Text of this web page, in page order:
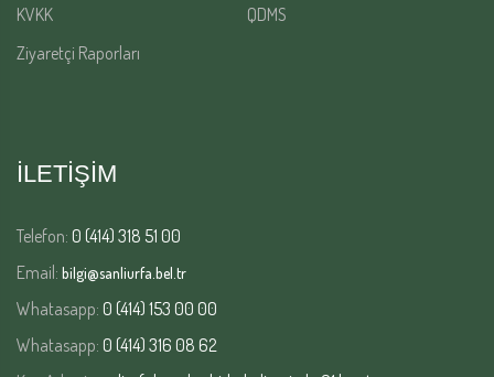
KVKK
QDMS
Ziyaretçi Raporları
İLETİŞİM
Telefon: 0 (414) 318 51 00
Email: bilgi@sanliurfa.bel.tr
Whatasapp: 0 (414) 153 00 00
Whatasapp: 0 (414) 316 08 62